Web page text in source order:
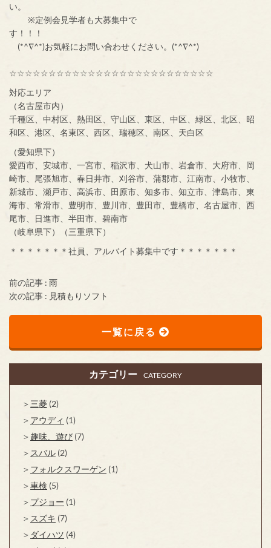
い。
※定例会見学者も大募集中で
す！！！
(*^∇^*)お気軽にお問い合わせください。(*^∇^*)
☆☆☆☆☆☆☆☆☆☆☆☆☆☆☆☆☆☆☆☆☆☆☆☆☆☆
対応エリア
（名古屋市内）
千種区、中村区、熱田区、守山区、東区、中区、緑区、北区、昭
和区、港区、名東区、西区、瑞穂区、南区、天白区
（愛知県下）
愛西市、安城市、一宮市、稲沢市、犬山市、岩倉市、大府市、岡
崎市、尾張旭市、春日井市、刈谷市、蒲郡市、江南市、小牧市、
新城市、瀬戸市、高浜市、田原市、知多市、知立市、津島市、東
海市、常滑市、豊明市、豊川市、豊田市、豊橋市、名古屋市、西
尾市、日進市、半田市、碧南市
（岐阜県下）（三重県下）
＊＊＊＊＊＊＊社員、アルバイト募集中です＊＊＊＊＊＊＊
前の記事 : 雨
次の記事 : 見積もりソフト
一覧に戻る
カテゴリー CATEGORY
三菱 (2)
アウディ (1)
趣味、遊び (7)
スバル (2)
フォルクスワーゲン (1)
車検 (5)
プジョー (1)
スズキ (7)
ダイハツ (4)